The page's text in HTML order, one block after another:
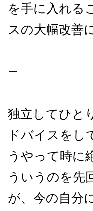
を手に入れる
スの大幅改善
—
独立してひと
ドバイスを
うやって時に
ういうのを先
が、今の自分